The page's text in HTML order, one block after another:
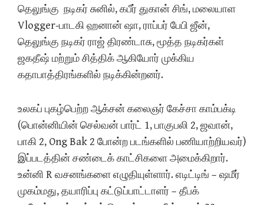
தெலுங்கு நடிகர் சுனில், கபீர் துகான் சிங், மலையாள
Vlogger-பாடகி ஹனான் ஷா, ராப்பர் பேபி ஜீன்,
தெலுங்கு நடிகர் ராஜ் திரண்டாசு, மூத்த நடிகர்கள்
ஜகதீஷ் மற்றும் சித்திக் ஆகியோர் முக்கிய
கதாபாத்திரங்களில் நடிக்கின்றனர்.
உலகப் புகழ்பெற்ற ஆக்சன் கலைஞர் கேச்சா காம்பக்டி
(பொன்னியின் செல்வன் பார்ட் 1, பாகுபலி 2, ஜவான்,
பாகி 2, Ong Bak 2 போன்ற படங்களில் பணியாற்றியவர்)
இப்படத்தின் சண்டைக் காட்சிகளை அமைக்கிறார்.
உன்னி R வசனங்களை எழுதியுள்ளார். எடிட்டிங் – ஷமீர்
முகம்மது, தயாரிப்பு கட்டுப்பாட்டாளர் – தீபக்